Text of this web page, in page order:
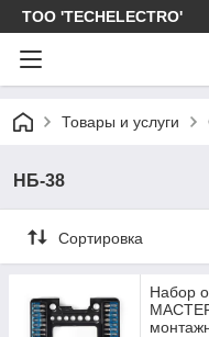
ТОО 'TECHELECTRO'
Товары и услуги
НБ-38
Сортировка
Набор
МАСТЕР